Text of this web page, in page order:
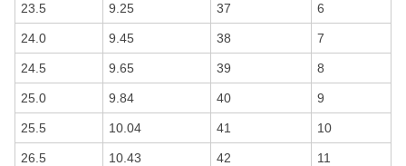
23.5 9.25 37 6
24.0 9.45 38 7
24.5 9.65 39 8
25.0 9.84 40 9
25.5 10.04 41 10
26.5 10.43 42 11